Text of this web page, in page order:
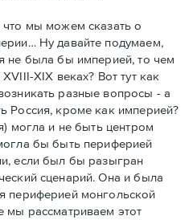
мы можем сказать о
Ну давайте подумаем,
не была бы империей, то чем
XIX веках? Вот тут как
разные вопросы - а
Россия, кроме как империей?
могла и не быть центром
бы быть периферией
если был бы разыгран
сценарий. Она и была
периферией монгольской
мы рассматриваем этот